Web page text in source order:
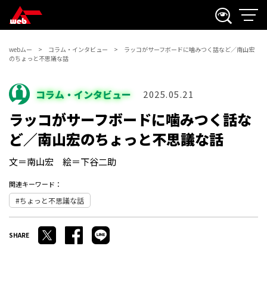
webムー コラム・インタビュー
ラッコがサーフボードに噛みつく話など／南山宏
のちょっと不思議な話
コラム・インタビュー 2025.05.21
ラッコがサーフボードに噛みつく話な
ど／南山宏のちょっと不思議な話
文＝南山宏 絵＝下谷二助
関連キーワード：
ちょっと不思議な話